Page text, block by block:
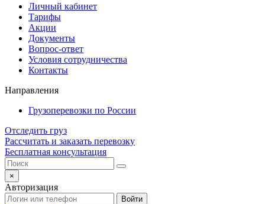
Личный кабинет
Тарифы
Акции
Документы
Вопрос-ответ
Условия сотрудничества
Контакты
Направления
Грузоперевозки по России
Отследить груз
Рассчитать и заказать перевозку
Бесплатная консультация
×
Авторизация
Войти